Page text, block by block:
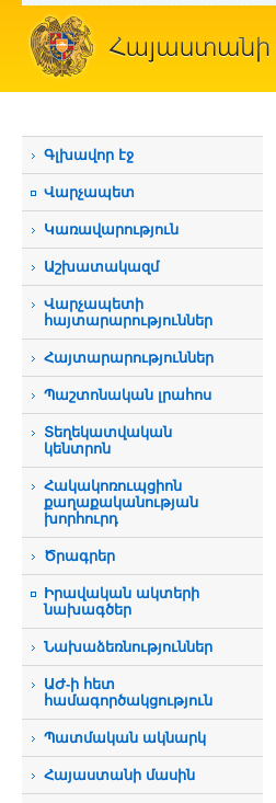
Գլխավոր էջ
Վարչապետ
Կառավարություն
Աշխատակազմ
Վարչապետի
հայտարարություններ
Հայտարարություններ
Պաշտոնական լրահոս
Տեղեկատվական
կենտրոն
Հակակոռուպցիոն
քաղաքականության
խորհուրդ
Ծրագրեր
Իրավական ակտերի
նախագծեր
Նախաձեռնություններ
ԱԺ-ի հետ
համագործակցություն
Պատմական ակնարկ
Հայաստանի մասին